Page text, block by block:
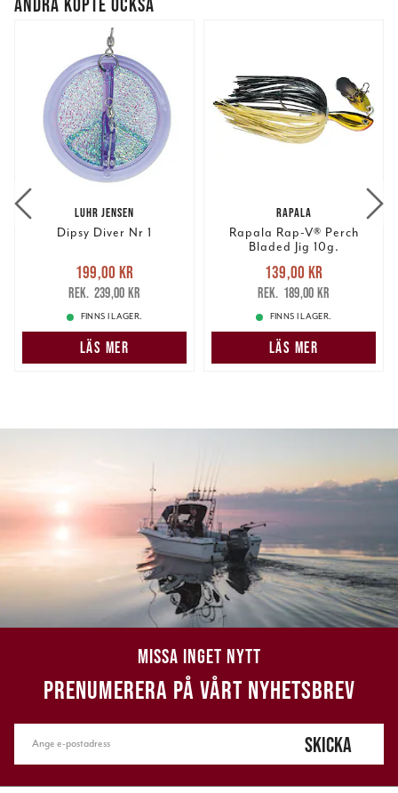
ANDRA KÖPTE OCKSÅ
LUHR JENSEN
Dipsy Diver Nr 1
Nuvarande pris
199,00 krTidigare pris
239,00 kr
199,00 kr
239,00 kr
FINNS I LAGER.
LÄS MER
RAPALA
Rapala Rap-V® Perch
Bladed Jig 10g.
Nuvarande pris
139,00 krTidigare pris
189,00 kr
139,00 kr
189,00 kr
FINNS I LAGER.
LÄS MER
MISSA INGET NYTT
PRENUMERERA PÅ VÅRT NYHETSBREV
SKICKA